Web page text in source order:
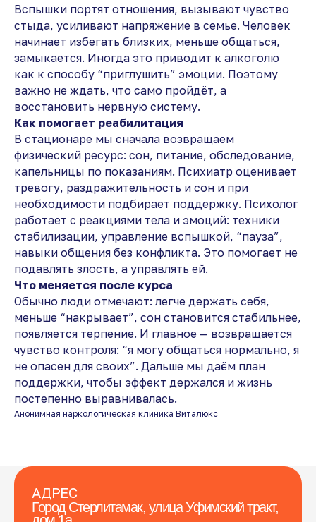
Вспышки портят отношения, вызывают чувство
стыда, усиливают напряжение в семье. Человек
начинает избегать близких, меньше общаться,
замыкается. Иногда это приводит к алкоголю
как к способу “приглушить” эмоции. Поэтому
важно не ждать, что само пройдёт, а
восстановить нервную систему.
Как помогает реабилитация
В стационаре мы сначала возвращаем
физический ресурс: сон, питание, обследование,
капельницы по показаниям. Психиатр оценивает
тревогу, раздражительность и сон и при
необходимости подбирает поддержку. Психолог
работает с реакциями тела и эмоций: техники
стабилизации, управление вспышкой, “пауза”,
навыки общения без конфликта. Это помогает не
подавлять злость, а управлять ей.
Что меняется после курса
Обычно люди отмечают: легче держать себя,
меньше “накрывает”, сон становится стабильнее,
появляется терпение. И главное — возвращается
чувство контроля: “я могу общаться нормально, я
не опасен для своих”. Дальше мы даём план
поддержки, чтобы эффект держался и жизнь
постепенно выравнивалась.
Анонимная наркологическая клиника Виталюкс
АДРЕС
Город Стерлитамак, улица Уфимский тракт,